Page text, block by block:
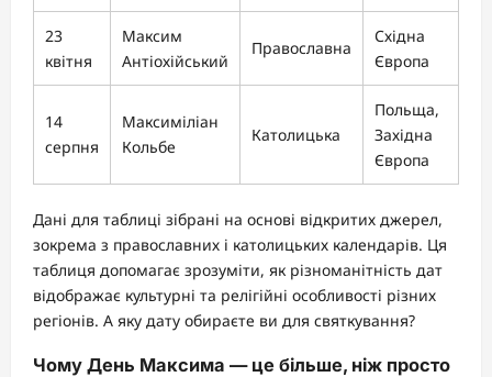
23
квітня
Максим
Антіохійський
Православна
Східна
Європа
14
серпня
Максиміліан
Кольбе
Католицька
Польща,
Західна
Європа
Дані для таблиці зібрані на основі відкритих джерел,
зокрема з православних і католицьких календарів. Ця
таблиця допомагає зрозуміти, як різноманітність дат
відображає культурні та релігійні особливості різних
регіонів. А яку дату обираєте ви для святкування?
Чому День Максима — це більше, ніж просто